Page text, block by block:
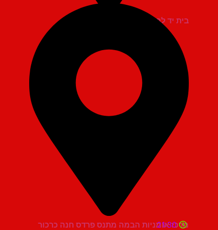
בית יד לבנים אשדוד
מרכז אומניות הבמה מתנס פרדס חנה כרכור
21:30